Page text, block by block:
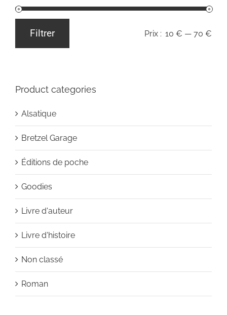
Filtrer Prix : 10 € —70 €
Product categories
Alsatique
Bretzel Garage
Éditions de poche
Goodies
Livre d'auteur
Livre d'histoire
Non classé
Roman